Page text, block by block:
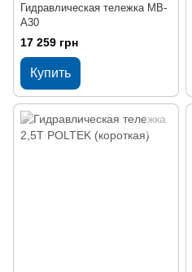
Гидравлическая тележка MB-
A30
17 259 грн
Купить